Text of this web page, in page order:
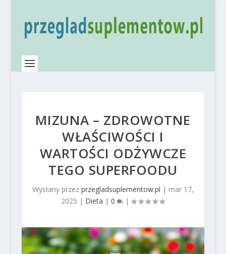
MIZUNA – ZDROWOTNE
WŁAŚCIWOŚCI I
WARTOŚCI ODŻYWCZE
TEGO SUPERFOODU
Wysłany przez przegladsuplementow.pl | mar 17,
2025 | Dieta |0 |